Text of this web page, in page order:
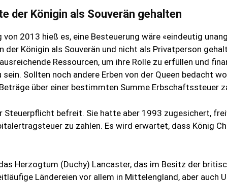
der Königin als Souverän gehalten
von 2013 hieß es, eine Besteuerung wäre «eindeutig
der Königin als Souverän und nicht als Privatperson
Ressourcen, um ihre Rolle zu erfüllen und
sein. Sollten noch andere Erben von der Queen bedacht
über einer bestimmten Summe Erbschaftssteuer
Steuerpflicht befreit. Sie hatte aber 1993 zugesichert,
zu zahlen. Es wird erwartet, dass König
Herzogtum (Duchy) Lancaster, das im Besitz der
Ländereien vor allem in Mittelengland, aber auch